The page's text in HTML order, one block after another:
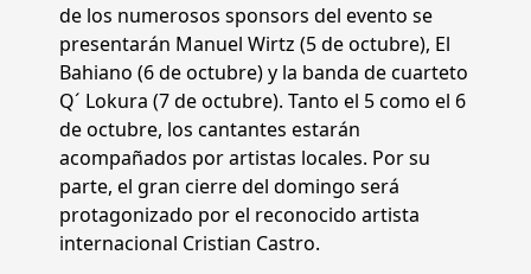
de los numerosos sponsors del evento se
presentarán Manuel Wirtz (5 de octubre), El
Bahiano (6 de octubre) y la banda de cuarteto
Q´ Lokura (7 de octubre). Tanto el 5 como el 6
de octubre, los cantantes estarán
acompañados por artistas locales. Por su
parte, el gran cierre del domingo será
protagonizado por el reconocido artista
internacional Cristian Castro.